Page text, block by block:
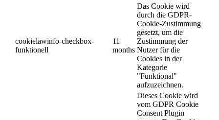
cookielawinfo-checkbox-
funktionell
11
months
Das Cookie wird
durch die GDPR-
Cookie-Zustimmung
gesetzt, um die
Zustimmung der
Nutzer für die
Cookies in der
Kategorie
"Funktional"
aufzuzeichnen.
Dieses Cookie wird
vom GDPR Cookie
Consent Plugin